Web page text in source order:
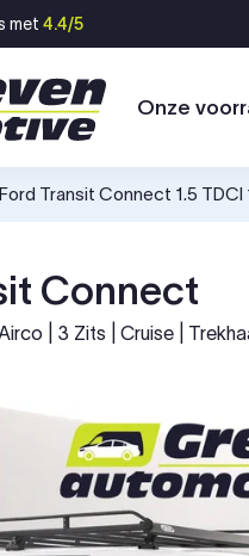
met 4.4/5
Onze
Ford Transit Connect 1.5 TDCI
Connect
| 3 Zits | Cruise |